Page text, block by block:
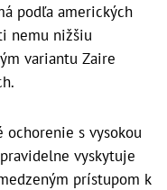
podľa amerických
nemu nižšiu
variantu Zaire
ochorenie s vysokou
vyskytuje
prístupom k